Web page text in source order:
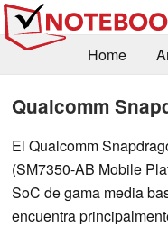
Home
Contacto
Qualcomm
El Qualcomm
(SM7350-AB Mobile
SoC de gama media
encuentra